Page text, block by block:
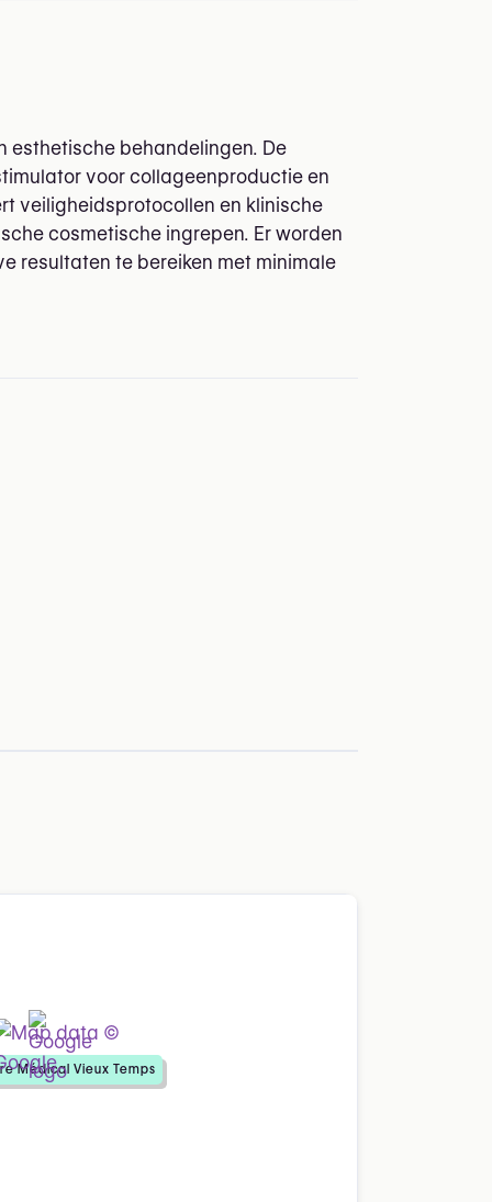
esthetische behandelingen. De
voor collageenproductie en
veiligheidsprotocollen en klinische
cosmetische ingrepen. Er worden
resultaten te bereiken met minimale
Médical Vieux Temps